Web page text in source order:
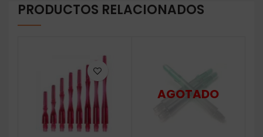
PRODUCTOS RELACIONADOS